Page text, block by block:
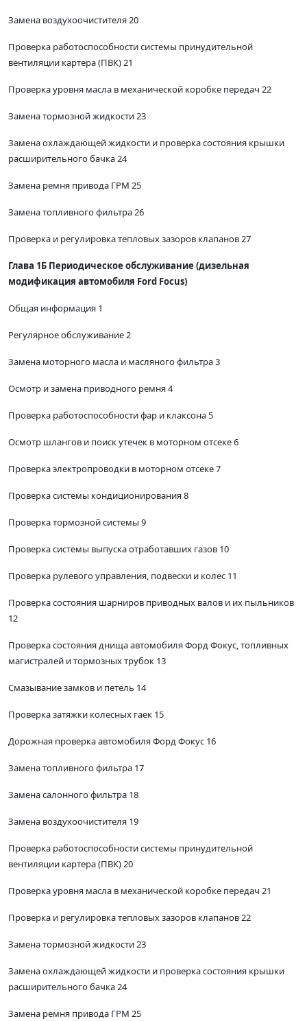
Замена воздухоочистителя 20
Проверка работоспособности системы принудительной
вентиляции картера (ПВК) 21
Проверка уровня масла в механической коробке передач 22
Замена тормозной жидкости 23
Замена охлаждающей жидкости и проверка состояния крышки
расширительного бачка 24
Замена ремня привода ГРМ 25
Замена топливного фильтра 26
Проверка и регулировка тепловых зазоров клапанов 27
Глава 1Б Периодическое обслуживание (дизельная
модификация автомобиля Ford Focus)
Общая информация 1
Регулярное обслуживание 2
Замена моторного масла и масляного фильтра 3
Осмотр и замена приводного ремня 4
Проверка работоспособности фар и клаксона 5
Осмотр шлангов и поиск утечек в моторном отсеке 6
Проверка электропроводки в моторном отсеке 7
Проверка системы кондиционирования 8
Проверка тормозной системы 9
Проверка системы выпуска отработавших газов 10
Проверка рулевого управления, подвески и колес 11
Проверка состояния шарниров приводных валов и их пыльников
12
Проверка состояния днища автомобиля Форд Фокус, топливных
магистралей и тормозных трубок 13
Смазывание замков и петель 14
Проверка затяжки колесных гаек 15
Дорожная проверка автомобиля Форд Фокус 16
Замена топливного фильтра 17
Замена салонного фильтра 18
Замена воздухоочистителя 19
Проверка работоспособности системы принудительной
вентиляции картера (ПВК) 20
Проверка уровня масла в механической коробке передач 21
Проверка и регулировка тепловых зазоров клапанов 22
Замена тормозной жидкости 23
Замена охлаждающей жидкости и проверка состояния крышки
расширительного бачка 24
Замена ремня привода ГРМ 25